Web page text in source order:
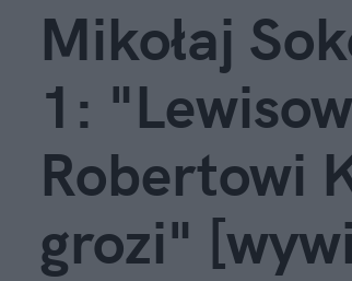
Mikołaj
1:
Robertowi
grozi"